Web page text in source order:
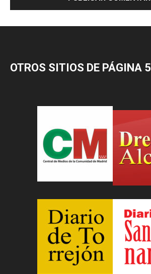
OTROS SITIOS DE PÁGINA 5